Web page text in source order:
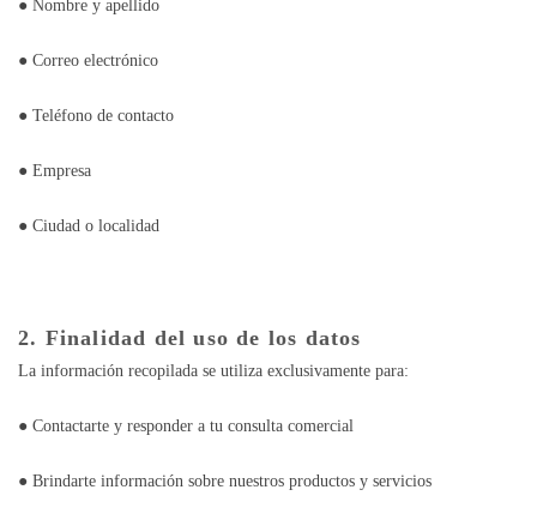
● Nombre y apellido
● Correo electrónico
● Teléfono de contacto
● Empresa
● Ciudad o localidad
2. Finalidad del uso de los datos
La información recopilada se utiliza exclusivamente para:
● Contactarte y responder a tu consulta comercial
● Brindarte información sobre nuestros productos y servicios